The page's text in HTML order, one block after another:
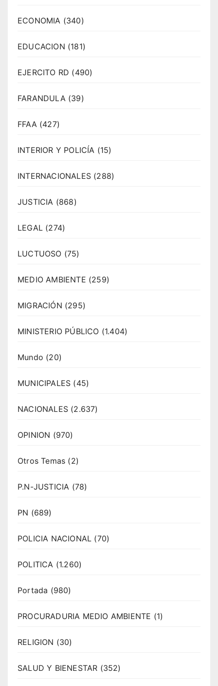
ECONOMIA (340)
EDUCACION (181)
EJERCITO RD (490)
FARANDULA (39)
FFAA (427)
INTERIOR Y POLICÍA (15)
INTERNACIONALES (288)
JUSTICIA (868)
LEGAL (274)
LUCTUOSO (75)
MEDIO AMBIENTE (259)
MIGRACIÓN (295)
MINISTERIO PÚBLICO (1.404)
Mundo (20)
MUNICIPALES (45)
NACIONALES (2.637)
OPINION (970)
Otros Temas (2)
P.N-JUSTICIA (78)
PN (689)
POLICIA NACIONAL (70)
POLITICA (1.260)
Portada (980)
PROCURADURIA MEDIO AMBIENTE (1)
RELIGION (30)
SALUD Y BIENESTAR (352)